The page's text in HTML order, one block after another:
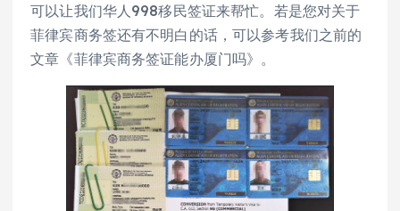
可以让我们华人998移民签证来帮忙。若是您对关于
菲律宾商务签还有不明白的话，可以参考我们之前的
文章《菲律宾商务签证能办厦门吗》。